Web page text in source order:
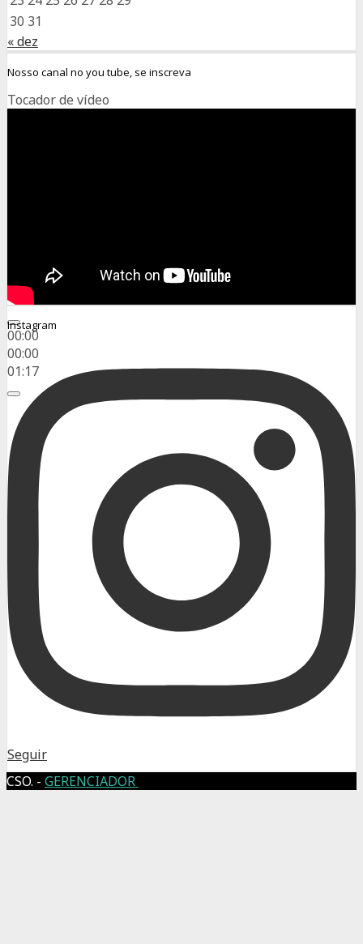
30 31
« dez
Nosso canal no you tube, se inscreva
Tocador de vídeo
00:00
00:00
01:17
Instagram
Seguir
CSO. - GERENCIADOR